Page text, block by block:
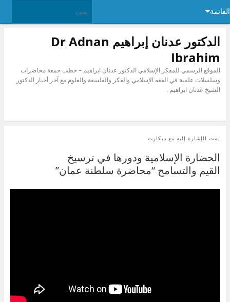
القائمة
الدكتور عدنان إبراهيم Dr Adnan
Ibrahim
الموقع الرسمي للمفكر الإسلامي الدكتور عدنان ابراهيم – خطب جمعة محاضرات
وسلسلات علمية في الفقه الإسلامي والفكر والفلسفة والعلوم مع آخر أخبار الدكتور
الشيخ عدنان ابراهيم .
تمت الإشارة إليه مع ديكارت
الحضارة الإسلامية ودورها في ترسيخ
القيم والتسامح “محاضرة سلطنة عمان”